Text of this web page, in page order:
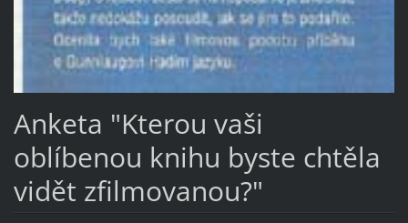
Anketa "Kterou vaši
oblíbenou knihu byste chtěla
vidět zfilmovanou?"